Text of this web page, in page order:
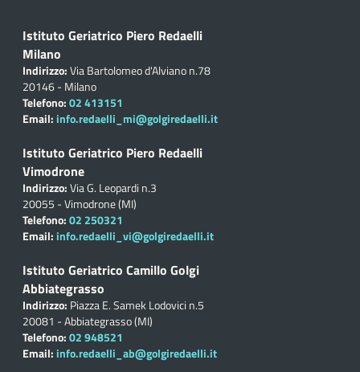
Istituto Geriatrico Piero Redaelli
Milano
Indirizzo:Via Bartolomeo d'Alviano n.78
20146 - Milano
Telefono:02 413151
Email: info.redaelli_mi@golgiredaelli.it
Istituto Geriatrico Piero Redaelli
Vimodrone
Indirizzo:Via G. Leopardi n.3
20055 - Vimodrone (MI)
Telefono:02 250321
Email: info.redaelli_vi@golgiredaelli.it
Istituto Geriatrico Camillo Golgi
Abbiategrasso
Indirizzo: Piazza E. Samek Lodovici n.5
20081 - Abbiategrasso (MI)
Telefono:02 948521
Email: info.redaelli_ab@golgiredaelli.it